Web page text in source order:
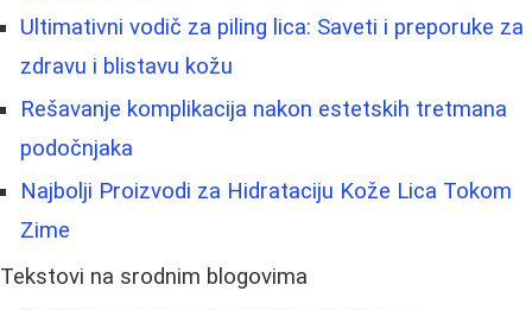
Ultimativni vodič za piling lica: Saveti i preporuke za
zdravu i blistavu kožu
Rešavanje komplikacija nakon estetskih tretmana
podočnjaka
Najbolji Proizvodi za Hidrataciju Kože Lica Tokom
Zime
Tekstovi na srodnim blogovima